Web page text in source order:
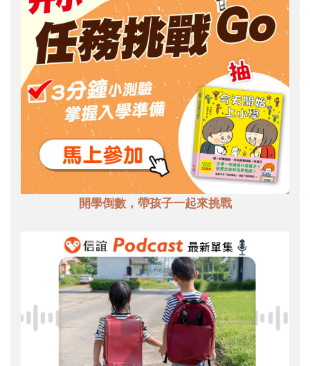
開學倒數，帶孩子一起來挑戰